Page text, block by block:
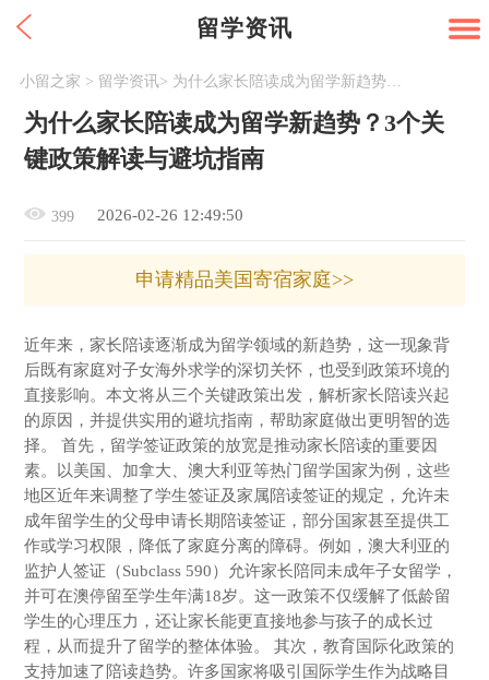
留学资讯
小留之家 > 留学资讯> 为什么家长陪读成为留学新趋势？3个关键政策解读与避坑指南
为什么家长陪读成为留学新趋势？3个关
键政策解读与避坑指南
399 2026-02-26 12:49:50
申请精品美国寄宿家庭>>
近年来，家长陪读逐渐成为留学领域的新趋势，这一现象背
后既有家庭对子女海外求学的深切关怀，也受到政策环境的
直接影响。本文将从三个关键政策出发，解析家长陪读兴起
的原因，并提供实用的避坑指南，帮助家庭做出更明智的选
择。 首先，留学签证政策的放宽是推动家长陪读的重要因
素。以美国、加拿大、澳大利亚等热门留学国家为例，这些
地区近年来调整了学生签证及家属陪读签证的规定，允许未
成年留学生的父母申请长期陪读签证，部分国家甚至提供工
作或学习权限，降低了家庭分离的障碍。例如，澳大利亚的
监护人签证（Subclass 590）允许家长陪同未成年子女留学，
并可在澳停留至学生年满18岁。这一政策不仅缓解了低龄留
学生的心理压力，还让家长能更直接地参与孩子的成长过
程，从而提升了留学的整体体验。 其次，教育国际化政策的
支持加速了陪读趋势。许多国家将吸引国际学生作为战略目